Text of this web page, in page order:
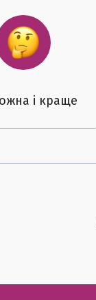
і краще